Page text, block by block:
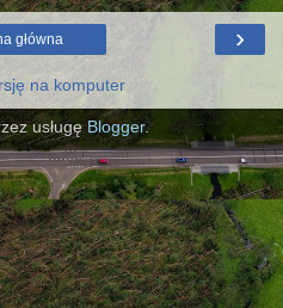
›
główna
na komputer
usługęBlogger.